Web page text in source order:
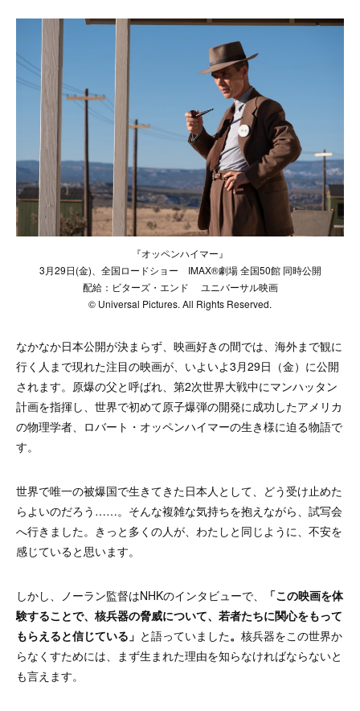
『オッペンハイマー』
3月29日(金)、全国ロードショー IMAX®劇場 全国50館 同時公開
配給：ビターズ・エンド ユニバーサル映画
© Universal Pictures. All Rights Reserved.
なかなか日本公開が決まらず、映画好きの間では、海外まで観に
行く人まで現れた注目の映画が、いよいよ3月29日（金）に公開
されます。原爆の父と呼ばれ、第2次世界大戦中にマンハッタン
計画を指揮し、世界で初めて原子爆弾の開発に成功したアメリカ
の物理学者、ロバート・オッペンハイマーの生き様に迫る物語で
す。
世界で唯一の被爆国で生きてきた日本人として、どう受け止めた
らよいのだろう……。そんな複雑な気持ちを抱えながら、試写会
へ行きました。きっと多くの人が、わたしと同じように、不安を
感じていると思います。
しかし、ノーラン監督はNHKのインタビューで、
「この映画を体
験することで、核兵器の脅威について、若者たちに関心をもって
もらえると信じている」 と語っていました。 核兵器をこの世界か
らなくすためには、まず生まれた理由を知らなければならないと
も言えます。